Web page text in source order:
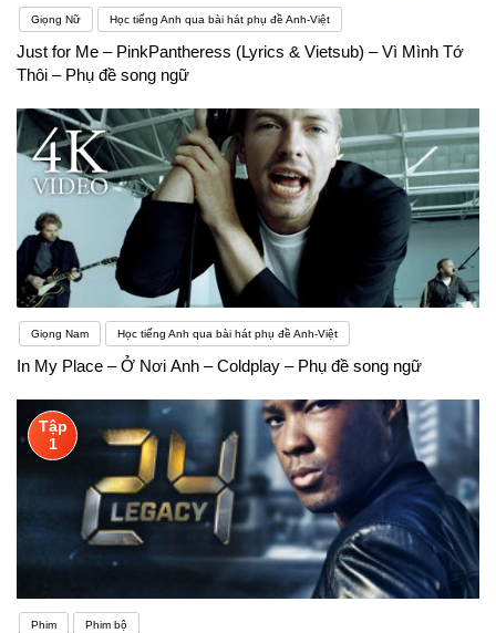
Giọng Nữ Học tiếng Anh qua bài hát phụ đề Anh-Việt
Just for Me – PinkPantheress (Lyrics & Vietsub) – Vì Mình Tớ
Thôi – Phụ đề song ngữ
Giọng Nam Học tiếng Anh qua bài hát phụ đề Anh-Việt
In My Place – Ở Nơi Anh – Coldplay – Phụ đề song ngữ
Tập
1
Phim Phim bộ